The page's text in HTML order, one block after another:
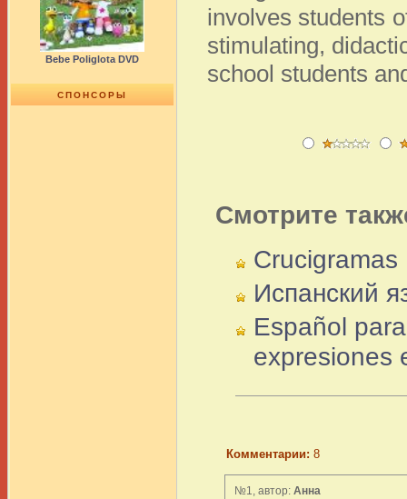
Bebe Poliglota DVD
СПОНСОРЫ
involves students
stimulating,
school students
Смотрите
Испанский
Español
expresiones
Комментарии: 8
№1, автор: Анна